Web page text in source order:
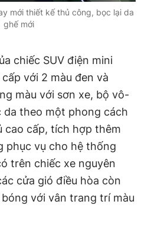
mới thiết kế thủ công, bọc lại da
ghế mới
chiếc SUV điện mini
với 2 màu đen và
màu với sơn xe, bộ vô-
da theo một phong cách
cao cấp, tích hợp thêm
phục vụ cho hệ thống
trên chiếc xe nguyên
cửa gió điều hòa còn
với vân trang trí màu